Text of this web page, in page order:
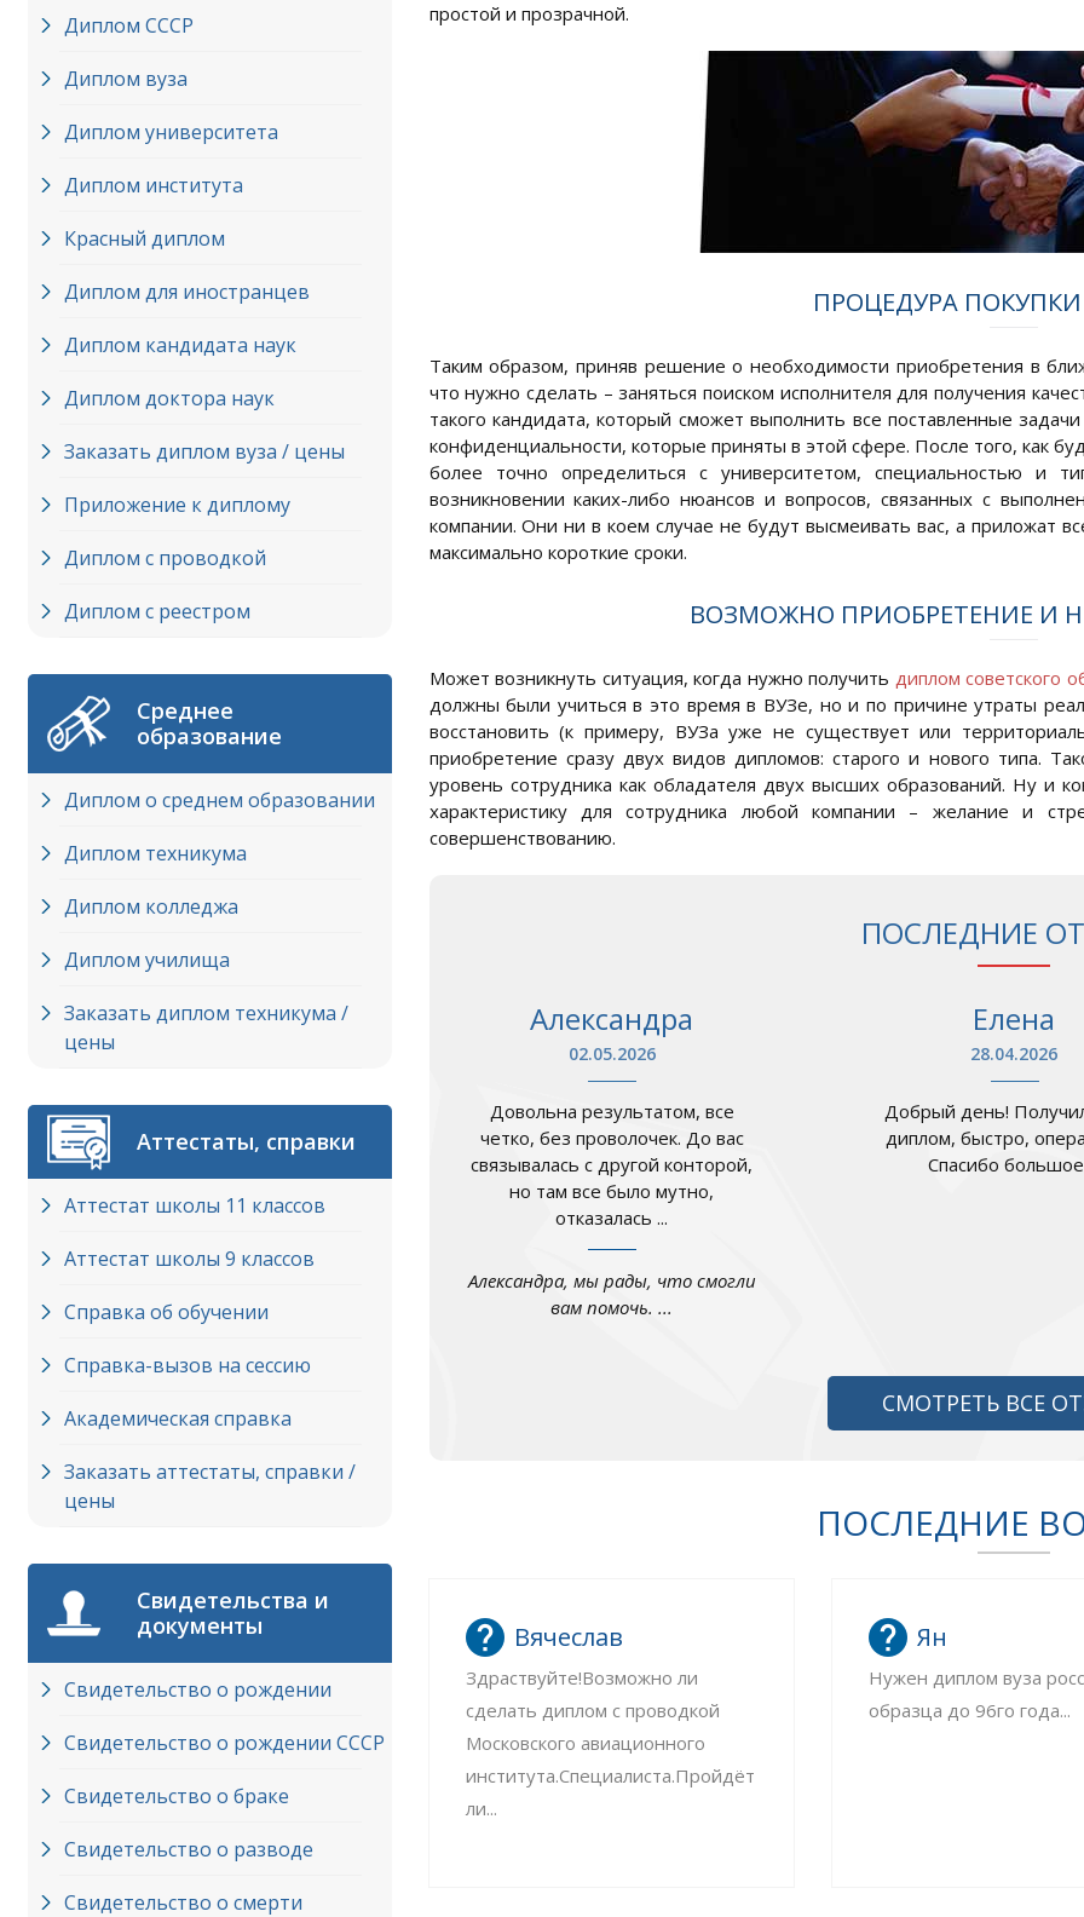
Диплом СССР
Диплом вуза
Диплом университета
Диплом института
Красный диплом
Диплом для иностранцев
Диплом кандидата наук
Диплом доктора наук
Заказать диплом вуза / цены
Приложение к диплому
Диплом с проводкой
Диплом с реестром
Среднее
образование
Диплом о среднем образовании
Диплом техникума
Диплом колледжа
Диплом училища
Заказать диплом техникума /
цены
Аттестаты, справки
Аттестат школы 11 классов
Аттестат школы 9 классов
Справка об обучении
Справка-вызов на сессию
Академическая справка
Заказать аттестаты, справки /
цены
Свидетельства и
документы
Свидетельство о рождении
Свидетельство о рождении СССР
Свидетельство о браке
Свидетельство о разводе
Свидетельство о смерти
простой и прозрачной.
ПРОЦЕДУРА
Таким образом, приняв решение о необходимости приобретения в
что нужно сделать – заняться поиском исполнителя для получения
такого кандидата, который сможет выполнить все поставленные
конфиденциальности, которые приняты в этой сфере. После того, как
более точно определиться с университетом, специальностью и
возникновении каких-либо нюансов и вопросов, связанных с
компании. Они ни в коем случае не будут высмеивать вас, а приложат
максимально короткие сроки.
ВОЗМОЖНО ПРИОБРЕТЕНИЕ И
Может возникнуть ситуация, когда нужно получить диплом советского
должны были учиться в это время в ВУЗе, но и по причине утраты
восстановить (к примеру, ВУЗа уже не существует или
приобретение сразу двух видов дипломов: старого и нового типа.
уровень сотрудника как обладателя двух высших образований. Ну и
характеристику для сотрудника любой компании – желание и
совершенствованию.
ПОСЛЕДНИЕ
Александра
02.05.2026
Довольна результатом, все
четко, без проволочек. До вас
связывалась с другой конторой,
но там все было мутно,
отказалась ...
Александра, мы рады, что смогли
вам помочь. ...
Елена
28.04.2026
Добрый день!
диплом, быстро,
Спасибо большое
СМОТРЕТЬ ВСЕ
ПОСЛЕДНИЕ
Вячеслав
Здраствуйте!Возможно ли
сделать диплом с проводкой
Московского авиационного
института.Специалиста.Пройдёт
ли...
Ян
Нужен диплом вуза
образца до 96го года...